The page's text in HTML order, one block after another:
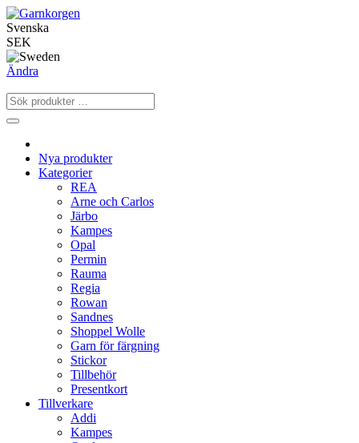
Svenska
SEK
Ändra
Nya produkter
Kategorier
REA
Arne och Carlos
Järbo
Kampes
Opal
Permin
Rauma
Regia
Rowan
Sandnes
Shoppel Wolle
Garn för färgning
Stickor
Tillbehör
Presentkort
Tillverkare
Addi
Kampes